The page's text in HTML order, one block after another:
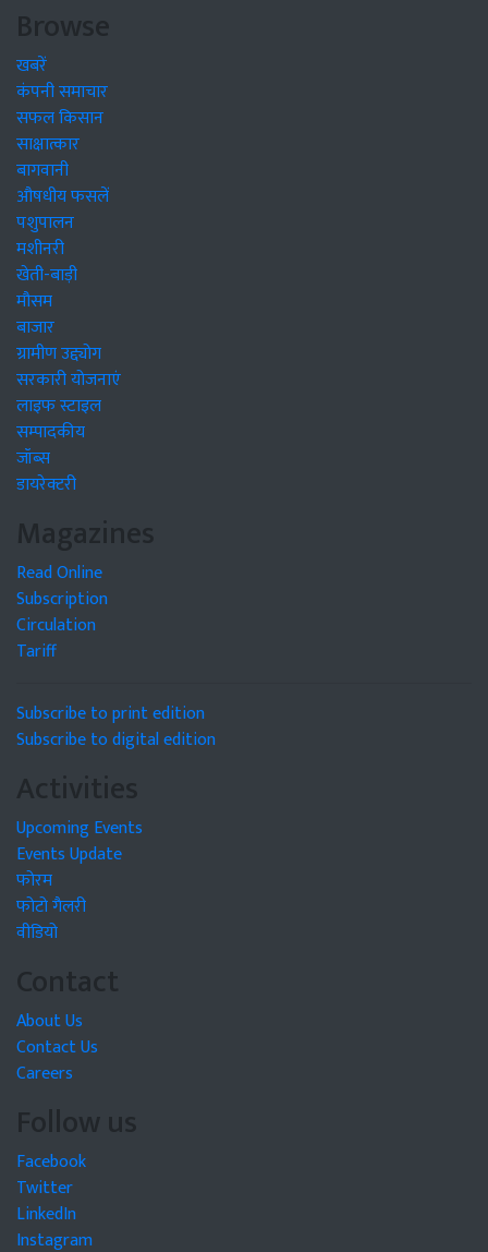
Browse
खबरें
कंपनी समाचार
सफल किसान
साक्षात्कार
बागवानी
औषधीय फसलें
पशुपालन
मशीनरी
खेती-बाड़ी
मौसम
बाजार
ग्रामीण उद्द्योग
सरकारी योजनाएं
लाइफ स्टाइल
सम्पादकीय
जॉब्स
डायरेक्टरी
Magazines
Read Online
Subscription
Circulation
Tariff
Subscribe to print edition
Subscribe to digital edition
Activities
Upcoming Events
Events Update
फोरम
फोटो गैलरी
वीडियो
Contact
About Us
Contact Us
Careers
Follow us
Facebook
Twitter
LinkedIn
Instagram